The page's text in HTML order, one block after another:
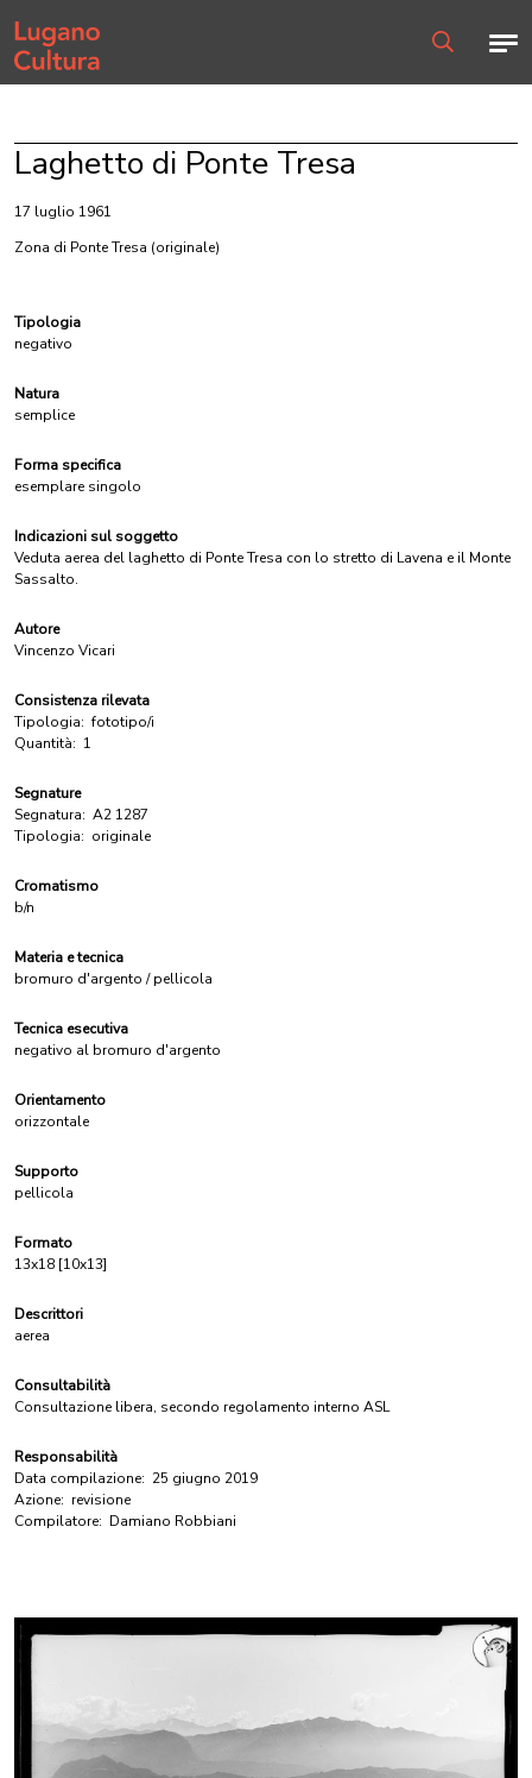
Home page
Laghetto di Ponte Tresa
17 luglio 1961
Zona di Ponte Tresa (originale)
Tipologia
negativo
Natura
semplice
Forma specifica
esemplare singolo
Indicazioni sul soggetto
Veduta aerea del laghetto di Ponte Tresa con lo stretto di Lavena e il Monte
Sassalto.
Autore
Vincenzo Vicari
Consistenza rilevata
Tipologia: fototipo/i
Quantità: 1
Segnature
Segnatura: A2 1287
Tipologia: originale
Cromatismo
b/n
Materia e tecnica
bromuro d'argento / pellicola
Tecnica esecutiva
negativo al bromuro d'argento
Orientamento
orizzontale
Supporto
pellicola
Formato
13x18 [10x13]
Descrittori
aerea
Consultabilità
Consultazione libera, secondo regolamento interno ASL
Responsabilità
Data compilazione: 25 giugno 2019
Azione: revisione
Compilatore: Damiano Robbiani